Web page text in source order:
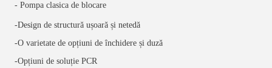
- Pompa clasica de blocare
-Design de structură ușoară și netedă
-O varietate de opțiuni de închidere și duză
-Opțiuni de soluție PCR